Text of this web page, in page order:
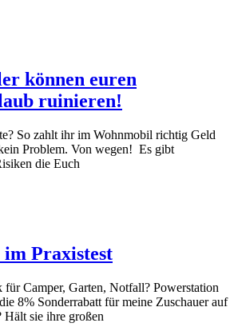
können euren
ruinieren!
So zahlt ihr im Wohnmobil richtig Geld
Problem. Von wegen! Es gibt
die Euch
Praxistest
für Camper, Garten, Notfall? Powerstation
8% Sonderrabatt für meine Zuschauer auf
Hält sie ihre großen